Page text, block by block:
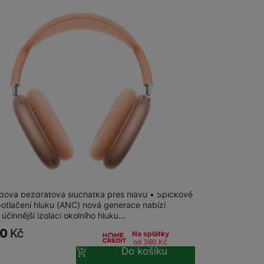
Max 2 (2026) Orange
bezdrátová sluchátka přes hlavu • Špičkové
hluku (ANC) nová generace nabízí
izolaci okolního hluku…
Kč
Na splátky
od 360 Kč
Do košíku